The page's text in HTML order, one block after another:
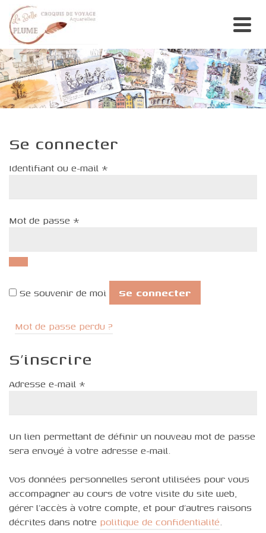
MON COMPTE
Se connecter
Identifiant ou e-mail *
Mot de passe *
Se souvenir de moi Se connecter
Mot de passe perdu ?
S’inscrire
Adresse e-mail *
Un lien permettant de définir un nouveau mot de passe
sera envoyé à votre adresse e-mail.
Vos données personnelles seront utilisées pour vous
accompagner au cours de votre visite du site web,
gérer l’accès à votre compte, et pour d’autres raisons
décrites dans notre politique de confidentialité.